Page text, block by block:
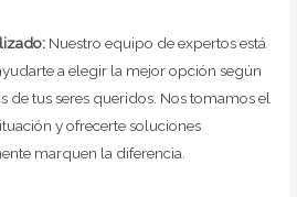
Nuestro equipo de expertos está
a elegir la mejor opción según
de tus seres queridos. Nos tomamos el
y ofrecerte soluciones
marquen la diferencia.